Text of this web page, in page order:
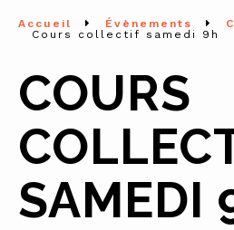
Accueil Évènements
Cours collectif samedi 9h
COURS
SAMEDI